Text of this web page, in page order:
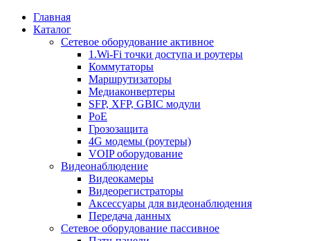
Главная
Каталог
Сетевое оборудование активное
1.Wi-Fi точки доступа и роутеры
Коммутаторы
Маршрутизаторы
Медиаконвертеры
SFP, XFP, GBIC модули
PoE
Грозозащита
4G модемы (роутеры)
VOIP оборудование
Видеонаблюдение
Видеокамеры
Видеорегистраторы
Аксессуары для видеонаблюдения
Передача данных
Сетевое оборудование пассивное